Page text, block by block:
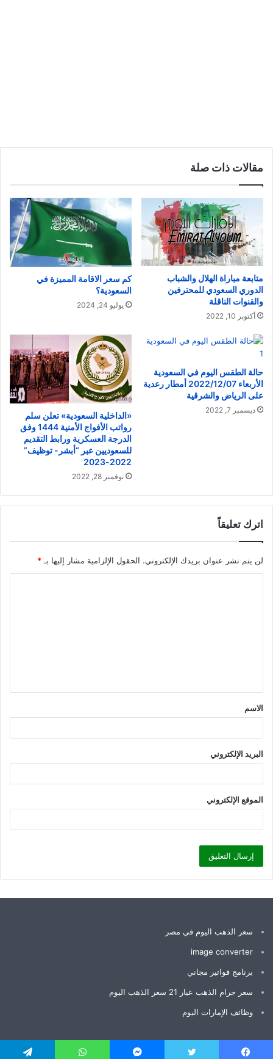
مقالات ذات صلة
متابعة مباراة الهلال والشباب
الدوري السعودي للمحترفين
والقنوات الناقلة
أكتوبر 10, 2022
كم سعر الاقامة المميزة في
السعودية؟
يوليو 24, 2024
حالة الطقس اليوم في السعودية
الأربعاء 2022/12/07 أمطار رعدية
على الرياض والشرقية
ديسمبر 7, 2022
«الداخلية السعودية» تعلن سلم
رواتب الأفواج الأمنية 1444 وفق
الدرجة العسكرية ورابط التقديم
للسعوديين عبر “أبشر- توظيف”
2022-2023
نوفمبر 28, 2022
اترك تعليقاً
لن يتم نشر عنوان بريدك الإلكتروني. الحقول الإلزامية مشار إليها بـ *
ق
*
الاسم
البريد الإلكتروني
الموقع الإلكتروني
سعر الذهب اليوم في مصر
image converter
برنامج فواتير مجاني
سعر جرام الذهب عيار 21 سعر الذهب اليوم
وظائف الإمارات اليوم